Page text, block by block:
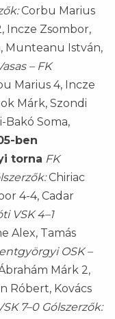
Corbu Marius
Incze Zsombor,
Munteanu István,
– FK
Marius 4, Incze
Márk, Szondi
Bakó Soma,
ben
torna FK
Chiriac
4-4, Cadar
VSK 4–1
Alex, Tamás
OSK –
Márk 2,
Róbert, Kovács
7–0 Gólszerzők: